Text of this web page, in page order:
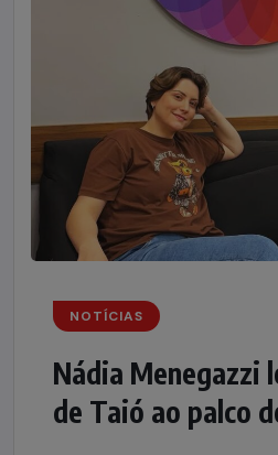
NOTÍCIAS
Nádia Menegazzi
de Taió ao palco